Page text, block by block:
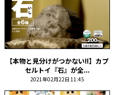
【本物と見分けがつかない!!】カプ
セルトイ『石』が全...
2021年02月22日 11:45